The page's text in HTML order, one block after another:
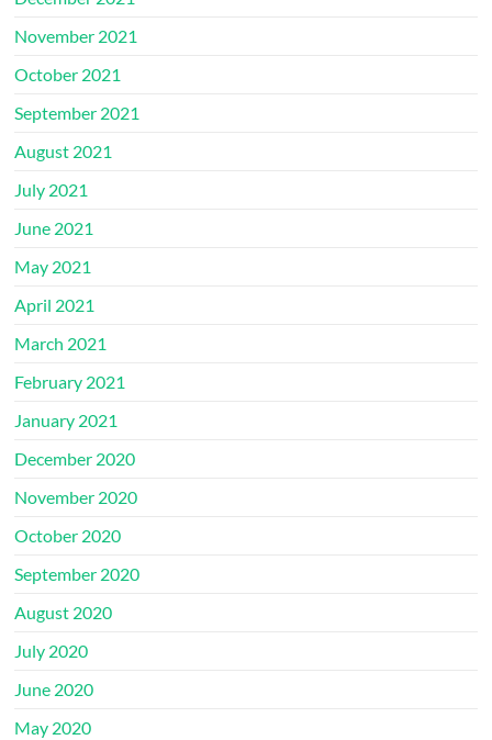
November 2021
October 2021
September 2021
August 2021
July 2021
June 2021
May 2021
April 2021
March 2021
February 2021
January 2021
December 2020
November 2020
October 2020
September 2020
August 2020
July 2020
June 2020
May 2020